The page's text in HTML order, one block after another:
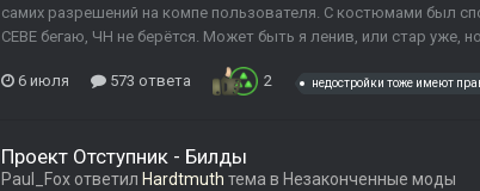
самих разрешений на компе пользователя. С костюмами был
СЕВЕ бегаю, ЧН не берётся. Может быть я ленив, или стар уже,
6 июля 573 ответа 2 недостройки тоже имеют
Проект Отступник - Билды
Paul_Fox ответил Hardtmuth тема в Незаконченные моды